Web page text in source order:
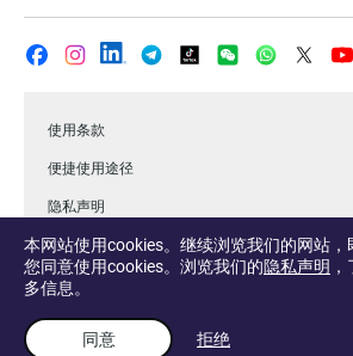
本网站使用cookies。继续浏览我们的网站，
您同意使用cookies。浏览我们的隐私声明
多信息。
同意 拒绝
使用条款
便捷使用途径
隐私声明
常见问题
.淡马锡